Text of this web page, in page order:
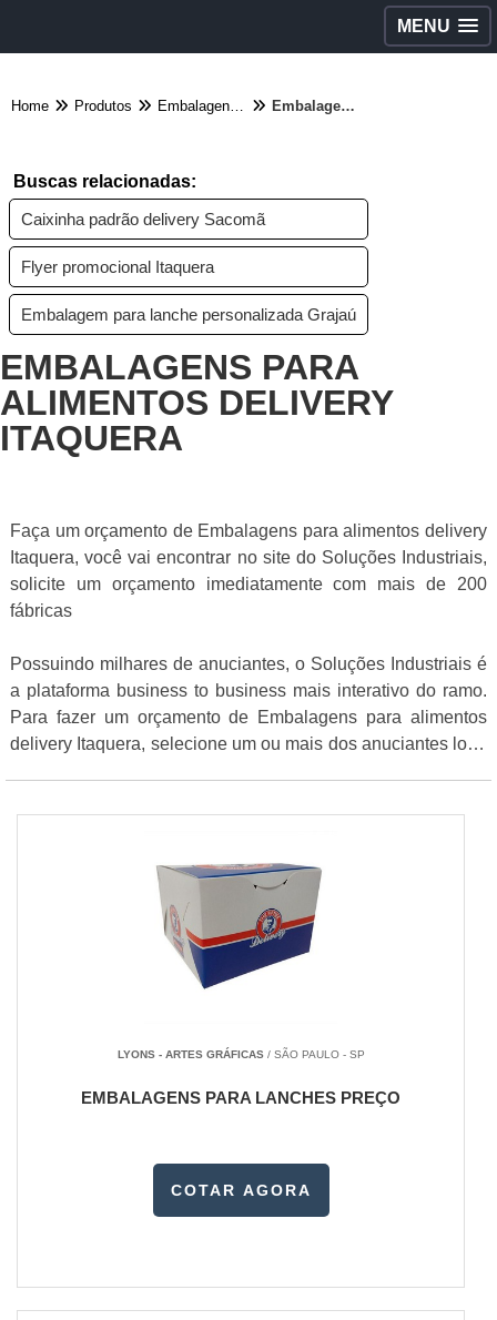
MENU
Home Produtos Embalagens diversas - Categoria Embalagens para alimentos delivery Itaquera
Buscas relacionadas:
Caixinha padrão delivery Sacomã
Flyer promocional Itaquera
Embalagem para lanche personalizada Grajaú
EMBALAGENS PARA
ALIMENTOS DELIVERY
ITAQUERA
Faça um orçamento de Embalagens para alimentos delivery
Itaquera, você vai encontrar no site do Soluções Industriais,
solicite um orçamento imediatamente com mais de 200
fábricas
Possuindo milhares de anuciantes, o Soluções Industriais é
a plataforma business to business mais interativo do ramo.
Para fazer um orçamento de Embalagens para alimentos
delivery Itaquera, selecione um ou mais dos anuciantes logo
LYONS - ARTES GRÁFICAS/ SÃO PAULO - SP
EMBALAGENS PARA LANCHES PREÇO
COTAR AGORA